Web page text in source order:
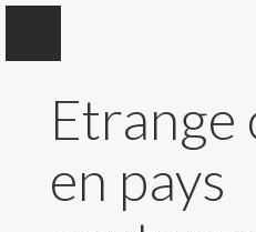
Etrange
en pays